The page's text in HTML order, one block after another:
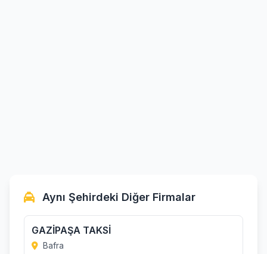
Aynı Şehirdeki Diğer Firmalar
GAZİPAŞA TAKSİ
Bafra